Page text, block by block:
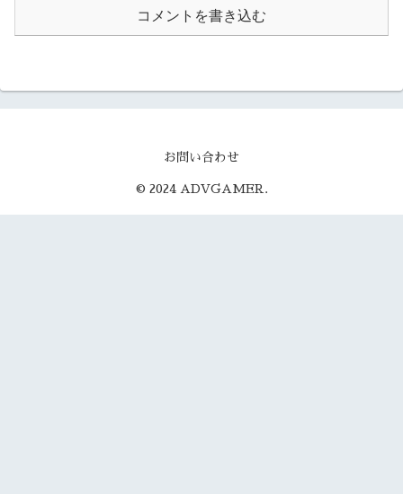
コメントを書き込む
お問い合わせ
© 2024 ADVGAMER.